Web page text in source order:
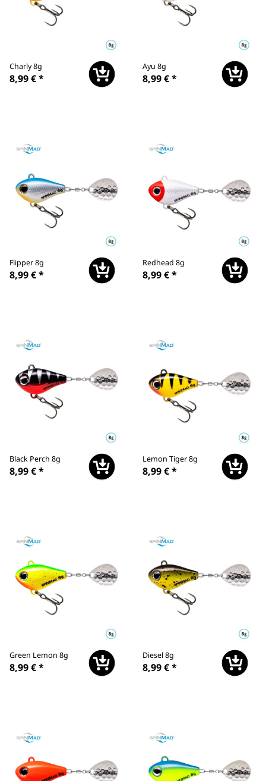
Charly 8g
8,99 €*
Ayu 8g
8,99 €*
Flipper 8g
8,99 €*
Redhead 8g
8,99 €*
Black Perch 8g
8,99 €*
Lemon Tiger 8g
8,99 €*
Green Lemon 8g
8,99 €*
Diesel 8g
8,99 €*